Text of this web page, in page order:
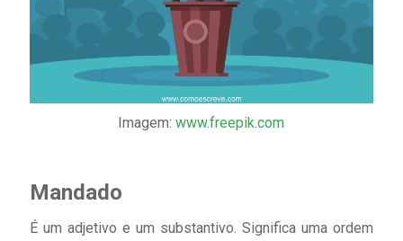
Imagem:www.freepik.com
Mandado
É um adjetivo e um substantivo. Significa uma ordem